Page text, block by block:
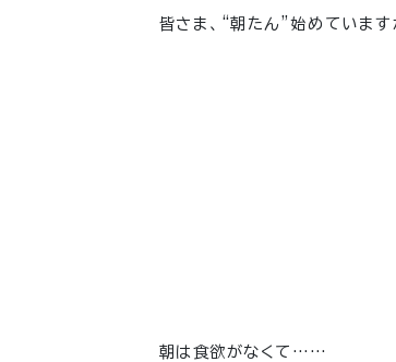
皆さま、“朝たん”始めています
朝は食欲がなくて……